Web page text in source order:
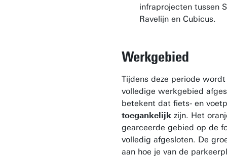
infraprojecten tussen
Ravelijn en Cubicus.
Werkgebied
Tijdens deze periode
volledige werkgebied
betekent dat fiets- en
toegankelijk zijn. Het
gearceerde gebied op de
volledig afgesloten. De
aan hoe je van de